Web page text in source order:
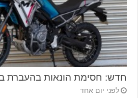
חדש: חסימת הונאות בהעברת
לפני יום אחד